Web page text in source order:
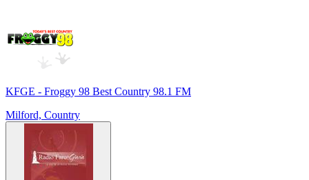
KFGE - Froggy 98 Best Country 98.1 FM
Milford, Country